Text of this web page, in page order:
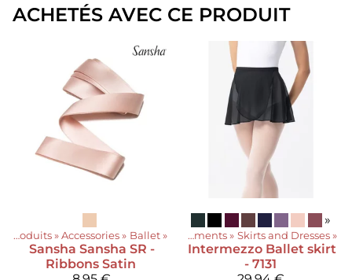
ACHETÉS AVEC CE PRODUIT
Produits ‪» Accessories ‪» Ballet ‪»
Sansha Sansha SR -
Ribbons Satin
»
Produits ‪» Vêtements ‪» Skirts and Dresses ‪»
Intermezzo Ballet skirt
- 7131